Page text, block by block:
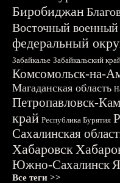
Биробиджан
Восточный военный
федеральный
Забайкалье Забайкальский
Комсомольск-на-
Магаданская область
Петропавловск-
край Республика Бурятия
Сахалинская
Хабаровск
Южно-Сахалинск
Все теги >>